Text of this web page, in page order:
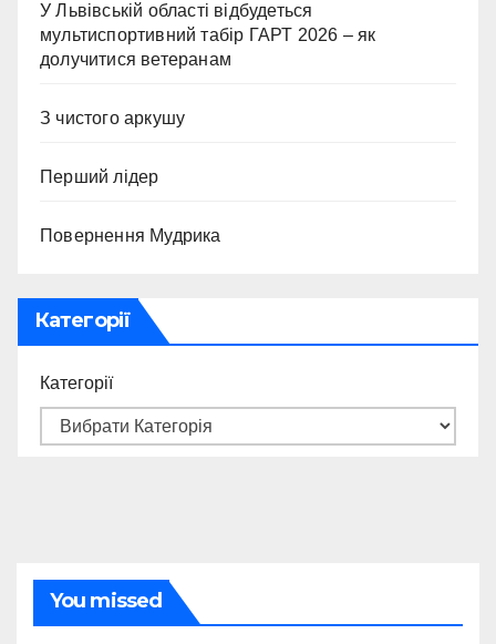
У Львівській області відбудеться
мультиспортивний табір ГАРТ 2026 – як
долучитися ветеранам
З чистого аркушу
Перший лідер
Повернення Мудрика
Категорії
Категорії
You missed